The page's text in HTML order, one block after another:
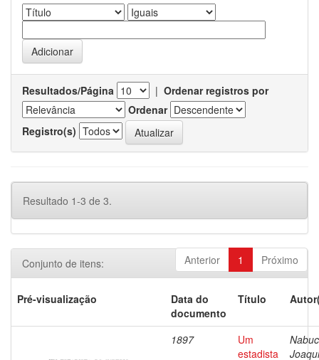
Resultados/Página | Ordenar registros por
Ordenar
Registro(s)
Resultado 1-3 de 3.
Anterior 1 Próximo
Conjunto de itens:
Pré-visualização
Data do
documento
Título
1897
Um
estadista